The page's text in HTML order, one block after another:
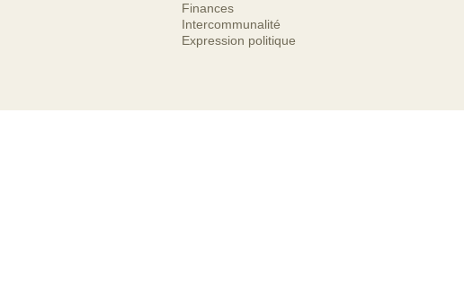
Finances
Intercommunalité
Expression politique